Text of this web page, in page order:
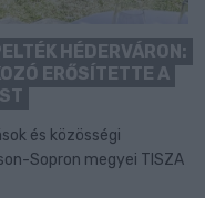
HÉDERVÁRON:
ERŐSÍTETTE A
és közösségi
Sopron megyei TISZA